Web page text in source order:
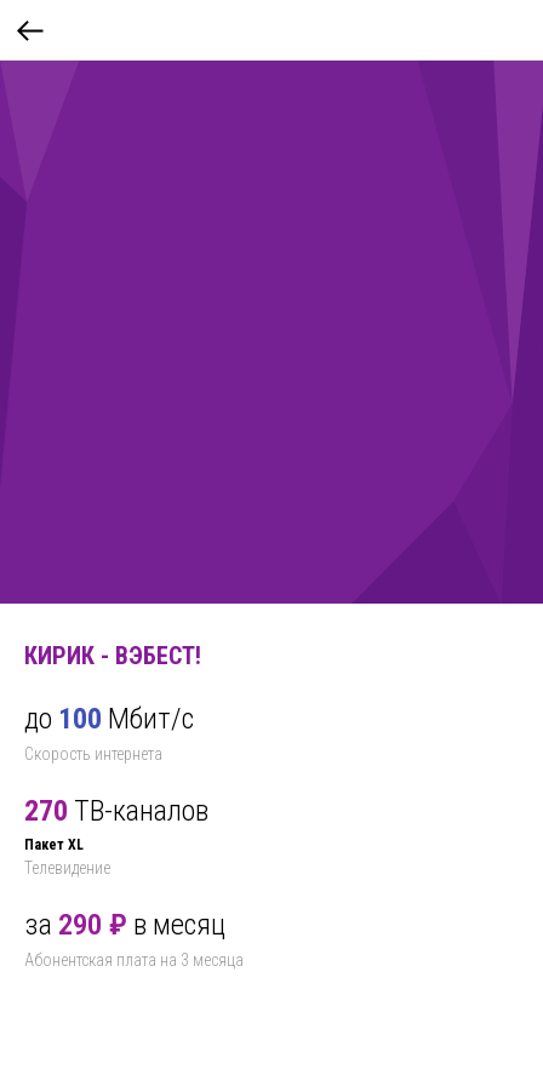
КИРИК - ВЭБЕСТ!
до 100 Мбит/с
Скорость интернета
270 ТВ-каналов
Пакет XL
Телевидение
за 290 ₽ в месяц
Абонентская плата на 3 месяца